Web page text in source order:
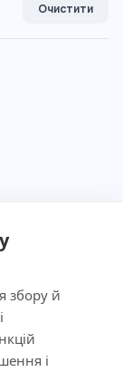
збору й
і
Очистити